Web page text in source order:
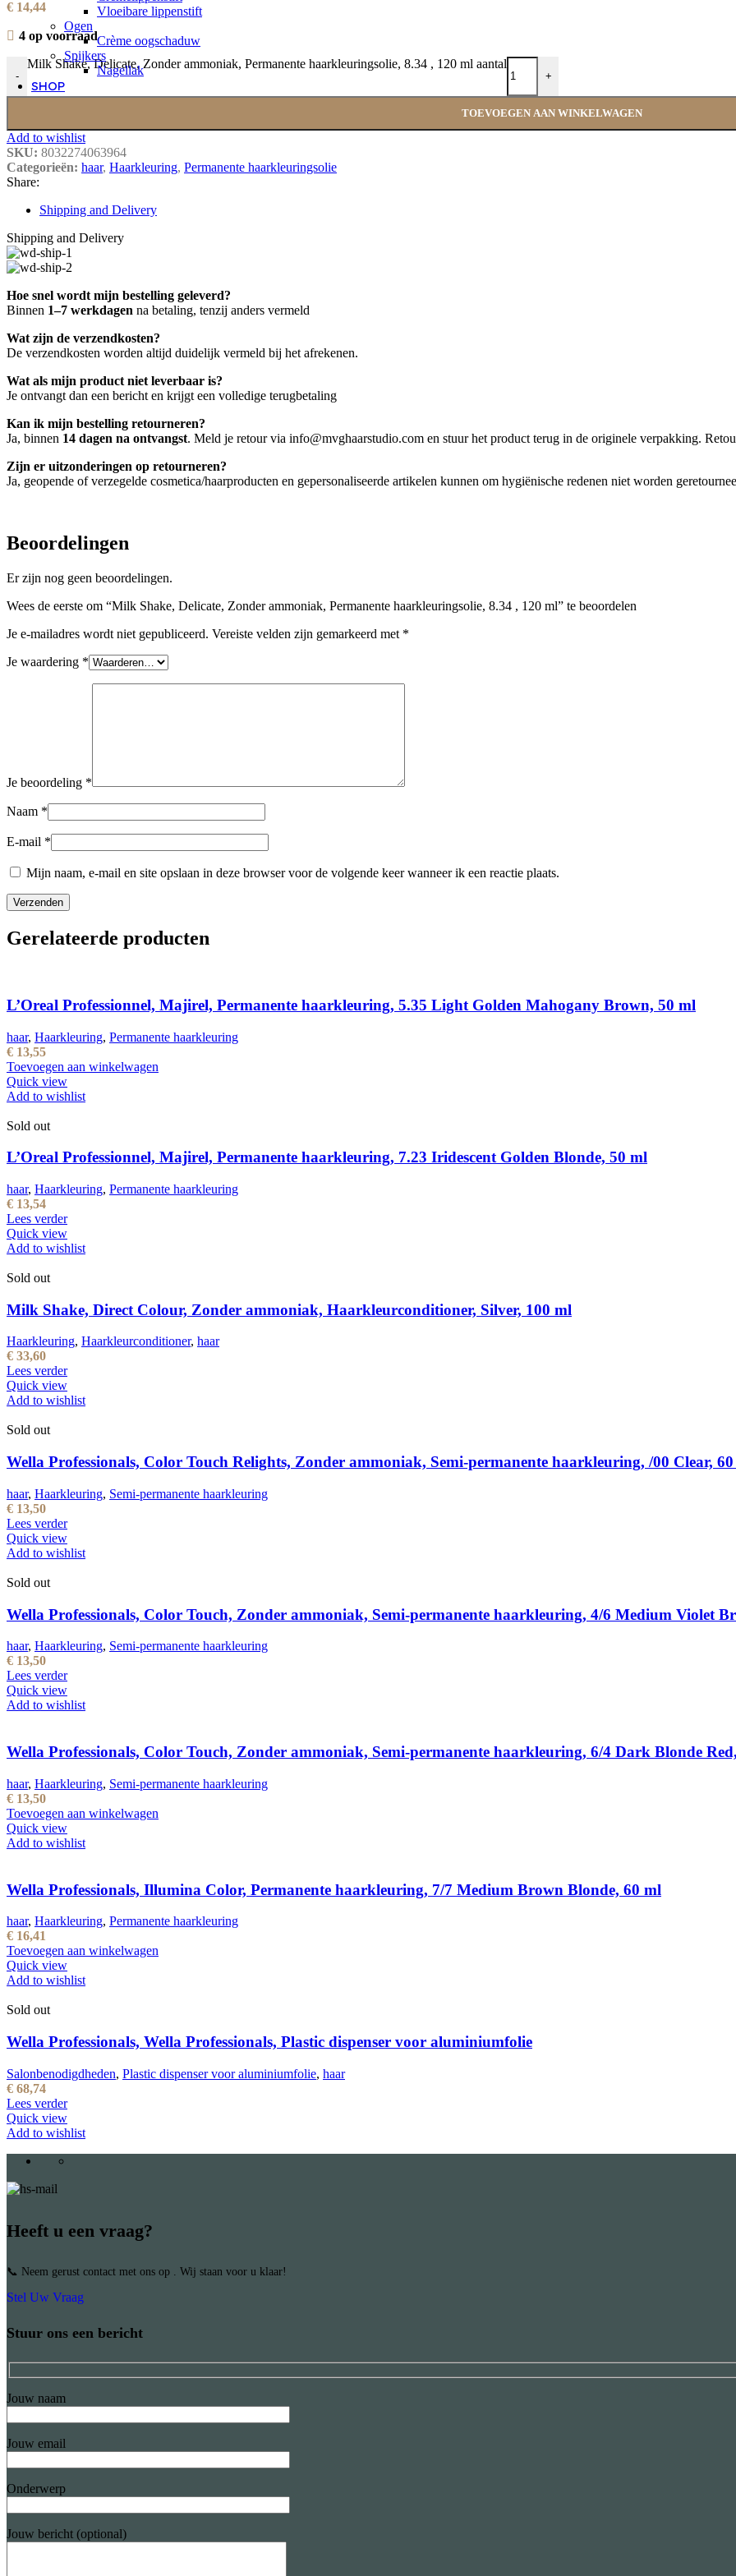
Vloeibare lippenstift
Ogen
Crème oogschaduw
Spijkers
Nagellak
SHOP
€ 14,44
4 op voorraad
-
Milk Shake, Delicate, Zonder ammoniak, Permanente haarkleuringsolie, 8.34 , 120 ml aantal
+
TOEVOEGEN AAN WINKELWAGEN
Add to wishlist
SKU: 8032274063964
Categorieën: haar, Haarkleuring, Permanente haarkleuringsolie
Share:
Shipping and Delivery
Shipping and Delivery
Hoe snel wordt mijn bestelling geleverd?
Binnen 1–7 werkdagen na betaling, tenzij anders vermeld
Wat zijn de verzendkosten?
De verzendkosten worden altijd duidelijk vermeld bij het afrekenen.
Wat als mijn product niet leverbaar is?
Je ontvangt dan een bericht en krijgt een volledige terugbetaling
Kan ik mijn bestelling retourneren?
Ja, binnen 14 dagen na ontvangst. Meld je retour via info@mvghaarstudio.com en stuur het product terug in de originele verpakking.
Zijn er uitzonderingen op retourneren?
Ja, geopende of verzegelde cosmetica/haarproducten en gepersonaliseerde artikelen kunnen om hygiënische redenen niet worden
Beoordelingen
Er zijn nog geen beoordelingen.
Wees de eerste om “Milk Shake, Delicate, Zonder ammoniak, Permanente haarkleuringsolie, 8.34 , 120 ml” te beoordelen
Je e-mailadres wordt niet gepubliceerd. Vereiste velden zijn gemarkeerd met *
Je waardering *
Je beoordeling *
Naam *
E-mail *
Mijn naam, e-mail en site opslaan in deze browser voor de volgende keer wanneer ik een reactie plaats.
Gerelateerde producten
L’Oreal Professionnel, Majirel, Permanente haarkleuring, 5.35 Light Golden Mahogany Brown, 50 ml
haar, Haarkleuring, Permanente haarkleuring
€ 13,55
Toevoegen aan winkelwagen
Quick view
Add to wishlist
Sold out
L’Oreal Professionnel, Majirel, Permanente haarkleuring, 7.23 Iridescent Golden Blonde, 50 ml
haar, Haarkleuring, Permanente haarkleuring
€ 13,54
Lees verder
Quick view
Add to wishlist
Sold out
Milk Shake, Direct Colour, Zonder ammoniak, Haarkleurconditioner, Silver, 100 ml
Haarkleuring, Haarkleurconditioner, haar
€ 33,60
Lees verder
Quick view
Add to wishlist
Sold out
Wella Professionals, Color Touch Relights, Zonder ammoniak, Semi-permanente haarkleuring, /00 Clear,
haar, Haarkleuring, Semi-permanente haarkleuring
€ 13,50
Lees verder
Quick view
Add to wishlist
Sold out
Wella Professionals, Color Touch, Zonder ammoniak, Semi-permanente haarkleuring, 4/6 Medium Violet
haar, Haarkleuring, Semi-permanente haarkleuring
€ 13,50
Lees verder
Quick view
Add to wishlist
Wella Professionals, Color Touch, Zonder ammoniak, Semi-permanente haarkleuring, 6/4 Dark Blonde
haar, Haarkleuring, Semi-permanente haarkleuring
€ 13,50
Toevoegen aan winkelwagen
Quick view
Add to wishlist
Wella Professionals, Illumina Color, Permanente haarkleuring, 7/7 Medium Brown Blonde, 60 ml
haar, Haarkleuring, Permanente haarkleuring
€ 16,41
Toevoegen aan winkelwagen
Quick view
Add to wishlist
Sold out
Wella Professionals, Wella Professionals, Plastic dispenser voor aluminiumfolie
Salonbenodigdheden, Plastic dispenser voor aluminiumfolie, haar
€ 68,74
Lees verder
Quick view
Add to wishlist
Heeft u een vraag?
📞 Neem gerust contact met ons op . Wij staan voor u klaar!
Stel Uw Vraag
Stuur ons een bericht
Jouw naam
Jouw email
Onderwerp
Jouw bericht (optional)